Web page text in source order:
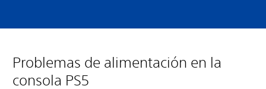
Problemas de alimentación en la
consola PS5